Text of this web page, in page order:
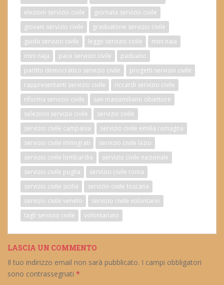
elezioni servizio civile
giornata servizio civile
giovani servizio civile
graduatorie servizio civile
guida servizio civile
legge servizio civile
mini naia
mini naja
pace servizio civile
paduano
partito democratico servizio civile
progetti servizio civile
rappresentanti servizio civile
riccardi servizio civile
riforma servizio civile
san massimiliano obiettore
selezioni servizio civile
servizio civile
servizio civile campania
servizio civile emilia romagna
servizio civile immigrati
servizio civile lazio
servizio civile lombardia
servizio civile nazionale
servizio civile puglia
servizio civile roma
servizio civile sicilia
servizio civile toscana
servizio civile veneto
servizio civile volontario
tagli servizio civile
volontariato
LASCIA UN COMMENTO
Il tuo indirizzo email non sarà pubblicato. I campi obbligatori
sono contrassegnati *